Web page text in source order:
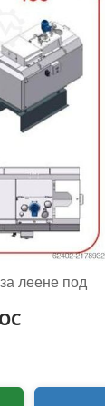
1300 x 1300
на
713 kN, ход на
буталото за
4523 cm³,
kW, с
(Д x Ш x
леене под